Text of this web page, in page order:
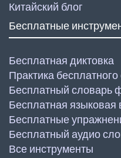
Китайский блог
Бесплатные
Бесплатная диктовка
Практика
Бесплатный словарь
Бесплатная языковая
Бесплатные
Бесплатный аудио
Все инструменты